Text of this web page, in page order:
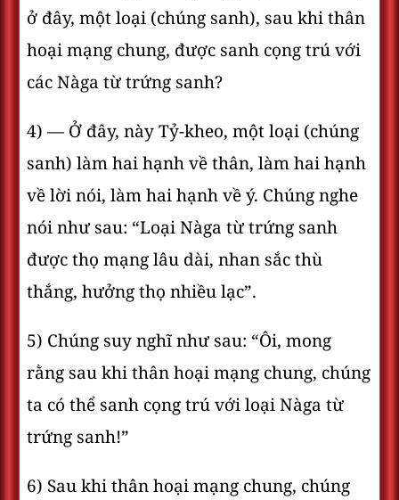
ở đây, một loại (chúng sanh), sau khi thân
hoại mạng chung, được sanh cọng trú với
các Nàga từ trứng sanh?
4) — Ở đây, này Tỷ-kheo, một loại (chúng
sanh) làm hai hạnh về thân, làm hai hạnh
về lời nói, làm hai hạnh về ý. Chúng nghe
nói như sau: “Loại Nàga từ trứng sanh
được thọ mạng lâu dài, nhan sắc thù
thắng, hưởng thọ nhiều lạc”.
5) Chúng suy nghĩ như sau: “Ôi, mong
rằng sau khi thân hoại mạng chung, chúng
ta có thể sanh cọng trú với loại Nàga từ
trứng sanh!”
6) Sau khi thân hoại mạng chung, chúng